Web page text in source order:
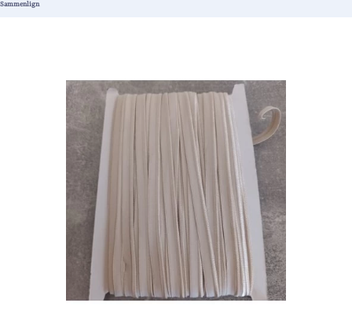
Sammenlign